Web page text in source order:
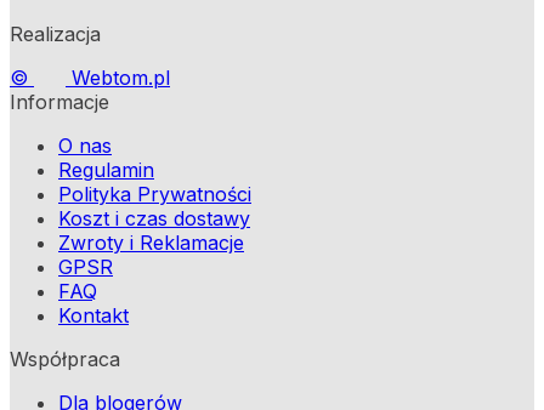
Realizacja
©
Webtom.pl
Informacje
O nas
Regulamin
Polityka Prywatności
Koszt i czas dostawy
Zwroty i Reklamacje
GPSR
FAQ
Kontakt
Współpraca
Dla blogerów